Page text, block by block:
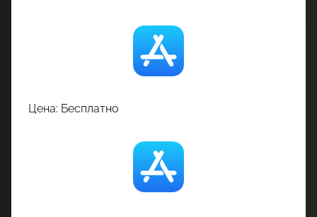
Цена: Бесплатно